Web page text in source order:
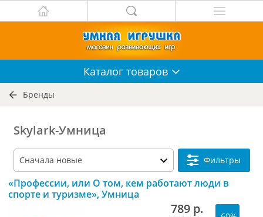
Каталог товаров
Бренды
Skylark-Умница
Фильтры
«Профессии, или О том, кем работают люди в
спорте и туризме», Умница
789 р.